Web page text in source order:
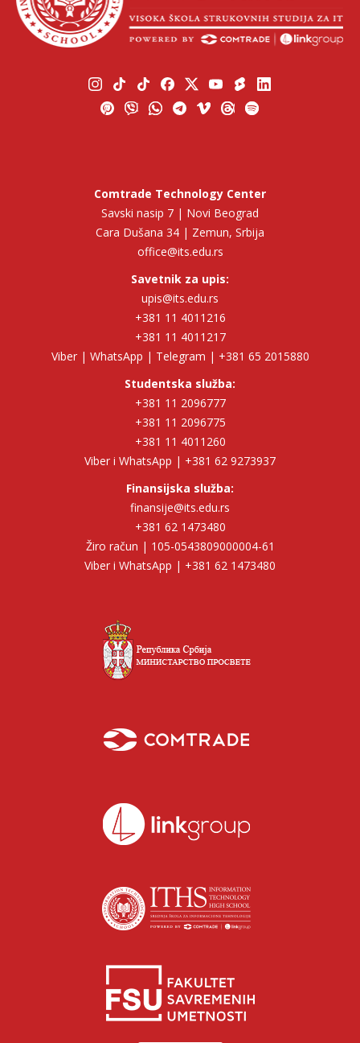
Comtrade Technology Center
Savski nasip 7 | Novi Beograd
Cara Dušana 34 | Zemun, Srbija
office@its.edu.rs
Savetnik za upis:
upis@its.edu.rs
+381 11 4011216
+381 11 4011217
Viber | WhatsApp | Telegram | +381 65 2015880
Studentska služba:
+381 11 2096777
+381 11 2096775
+381 11 4011260
Viber i WhatsApp | +381 62 9273937
Finansijska služba:
finansije@its.edu.rs
+381 62 1473480
Žiro račun | 105-0543809000004-61
Viber i WhatsApp | +381 62 1473480